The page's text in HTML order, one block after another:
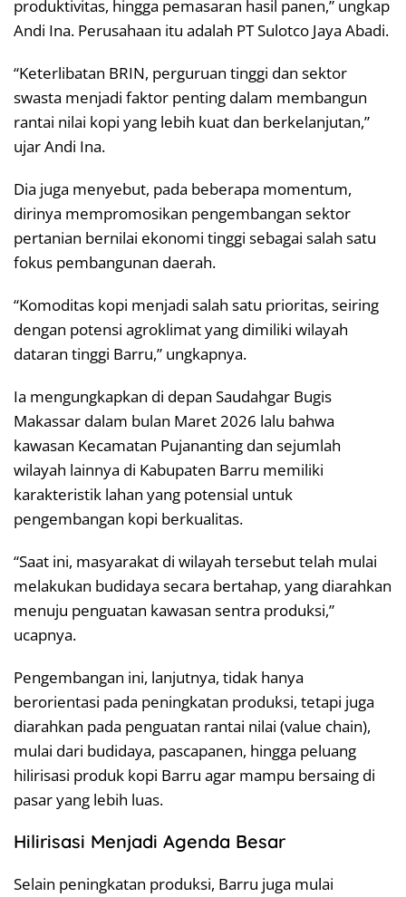
produktivitas, hingga pemasaran hasil panen,” ungkap
Andi Ina. Perusahaan itu adalah PT Sulotco Jaya Abadi.
“Keterlibatan BRIN, perguruan tinggi dan sektor
swasta menjadi faktor penting dalam membangun
rantai nilai kopi yang lebih kuat dan berkelanjutan,”
ujar Andi Ina.
Dia juga menyebut, pada beberapa momentum,
dirinya mempromosikan pengembangan sektor
pertanian bernilai ekonomi tinggi sebagai salah satu
fokus pembangunan daerah.
“Komoditas kopi menjadi salah satu prioritas, seiring
dengan potensi agroklimat yang dimiliki wilayah
dataran tinggi Barru,” ungkapnya.
Ia mengungkapkan di depan Saudahgar Bugis
Makassar dalam bulan Maret 2026 lalu bahwa
kawasan Kecamatan Pujananting dan sejumlah
wilayah lainnya di Kabupaten Barru memiliki
karakteristik lahan yang potensial untuk
pengembangan kopi berkualitas.
“Saat ini, masyarakat di wilayah tersebut telah mulai
melakukan budidaya secara bertahap, yang diarahkan
menuju penguatan kawasan sentra produksi,”
ucapnya.
Pengembangan ini, lanjutnya, tidak hanya
berorientasi pada peningkatan produksi, tetapi juga
diarahkan pada penguatan rantai nilai (value chain),
mulai dari budidaya, pascapanen, hingga peluang
hilirisasi produk kopi Barru agar mampu bersaing di
pasar yang lebih luas.
Hilirisasi Menjadi Agenda Besar
Selain peningkatan produksi, Barru juga mulai